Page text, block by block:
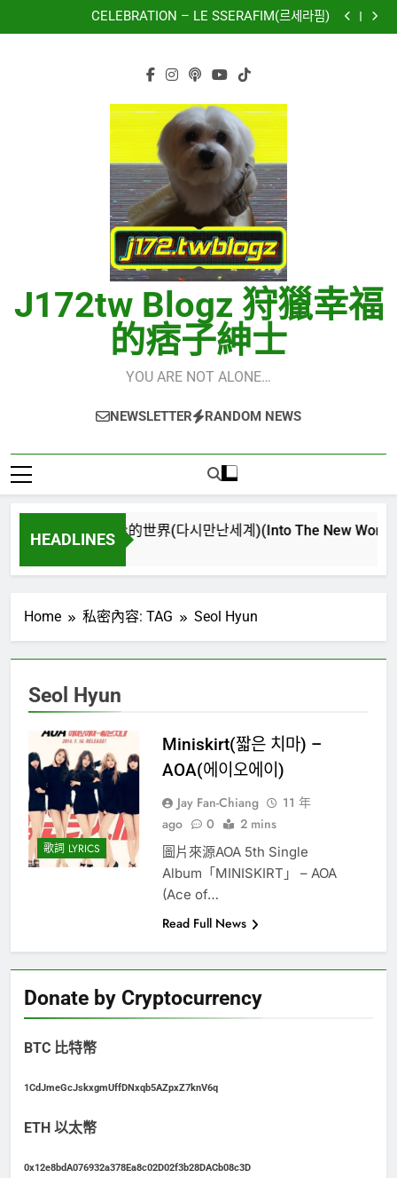
to
少女時代(소녀시대)(Girls’ Generation)
CELEBRATION – LE SSERAFIM(르세라핌)
Hermes One Quick Start Guide using OpenRouter Free
再次重逢的世界(다시만난세계)(Into The New World) –
少女時代(소녀시대)(Girls’ Generation)
CELEBRATION – LE SSERAFIM(르세라핌)
Models & Telegram Integration
虹 – 菅田将暉
J172tw Blogz 狩獵幸福
的痞子紳士
YOU ARE NOT ALONE…
NEWSLETTER RANDOM NEWS
HEADLINES
再次重逢的世界(다시만난세계)(Into The New World)
Home 私密內容: TAG Seol Hyun
Seol Hyun
歌詞 LYRICS
Miniskirt(짧은 치마) –
AOA(에이오에이)
Jay Fan-Chiang
11 年
ago
0 2 mins
圖片來源AOA 5th Single
Album「MINISKIRT」 – AOA
(Ace of…
Read Full News
Donate by Cryptocurrency
BTC 比特幣
1CdJmeGcJskxgmUffDNxqb5AZpxZ7knV6q
ETH 以太幣
0x12e8bdA076932a378Ea8c02D02f3b28DACb08c3D